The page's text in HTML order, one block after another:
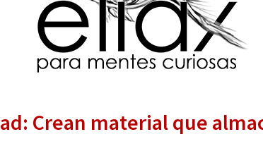
Crean material que